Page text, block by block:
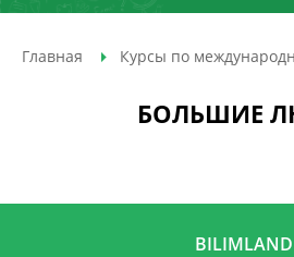
Главная Курсы по
БОЛЬШИЕ
BILIMLAND